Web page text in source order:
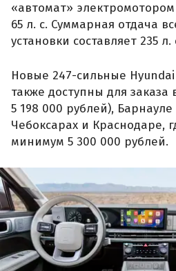
«автомат»
65 л. с. Суммарная отдача
установки составляет 235 л.
Новые 247-сильные Hyundai
также доступны для заказа
5 198 000 рублей), Барнауле
Чебоксарах и Краснодаре,
минимум 5 300 000 рублей.